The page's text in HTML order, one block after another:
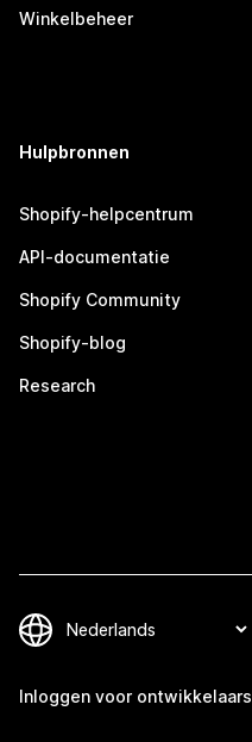
Winkelbeheer
Hulpbronnen
Shopify-helpcentrum
API-documentatie
Shopify Community
Shopify-blog
Research
Inloggen voor ontwikkelaars